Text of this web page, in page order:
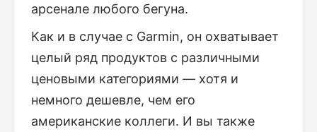
арсенале любого бегуна.
Как и в случае с Garmin, он охватывает
целый ряд продуктов с различными
ценовыми категориями — хотя и
немного дешевле, чем его
американские коллеги. И вы также